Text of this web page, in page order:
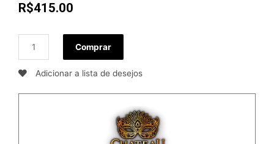
R$415.00
Comprar
Adicionar a lista de desejos